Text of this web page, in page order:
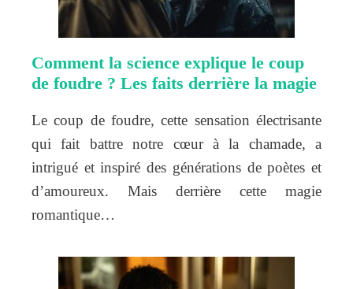
Comment la science explique le coup
de foudre ? Les faits derrière la magie
Le coup de foudre, cette sensation électrisante
qui fait battre notre cœur à la chamade, a
intrigué et inspiré des générations de poètes et
d’amoureux. Mais derrière cette magie
romantique…